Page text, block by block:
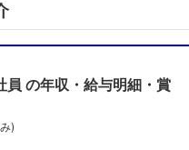
員 の年収・給与明細・賞
)